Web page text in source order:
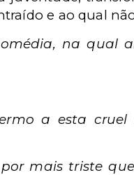
e ao qual
na qual
a esta cruel
mais triste